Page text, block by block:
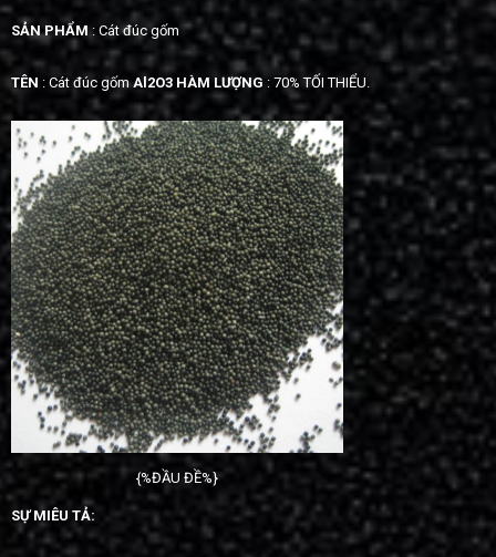
SẢN PHẨM: Cát đúc gốm
TÊN : Cát đúc gốmAl2O3 HÀM LƯỢNG : 70% TỐI THIỂU.
{%ĐẦU ĐỀ%}
SỰ MIÊU TẢ: